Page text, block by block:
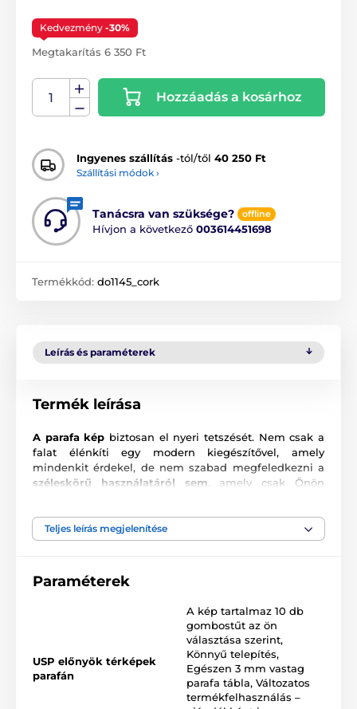
Kedvezmény -30%
Megtakarítás 6 350 Ft
Hozzáadás a kosárhoz
Ingyenes szállítás -tól/től 40 250 Ft
Szállítási módok ›
Tanácsra van szüksége? offline
Hívjon a következő 003614451698
Termékkód: do1145_cork
Leírás és paraméterek
Termék leírása
A parafa kép biztosan el nyeri tetszését. Nem csak a
falat élénkíti egy modern kiegészítővel, amely
mindenkit érdekel, de nem szabad megfeledkezni a
széleskörű használatáról sem , amely csak Önön
például egy szenvedélyes utazónak vagy a földrajz
szerelmeseinek. Egy parafa faliújság, amibe mindenki
Hogyan használjunk parafa képet?
Amellett, hogy a képet azonnal felakaszthatja a falra,
nem kell megfeledkezni egyetlen helyszínről sem, és
így nem fog elrontani semmit azzal, hogy egyszerűen
valamelyik falnak támasztja, vagy bútorra helyezi.
Előnye, hogy van egy csomag térképtű jár hozzá,
amellyel különböző helyeket jelölhet meg.Számos
lehetőség van, pl.
Teljes leírás megjelenítése
Paraméterek
USP előnyök térképek
parafán
A kép tartalmaz 10 db
gombostűt az ön
választása szerint,
Könnyű telepítés,
Egészen 3 mm vastag
parafa tábla, Változatos
termékfelhasználás –